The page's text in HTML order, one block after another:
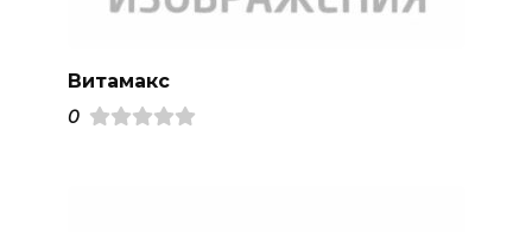
Витамакс
0